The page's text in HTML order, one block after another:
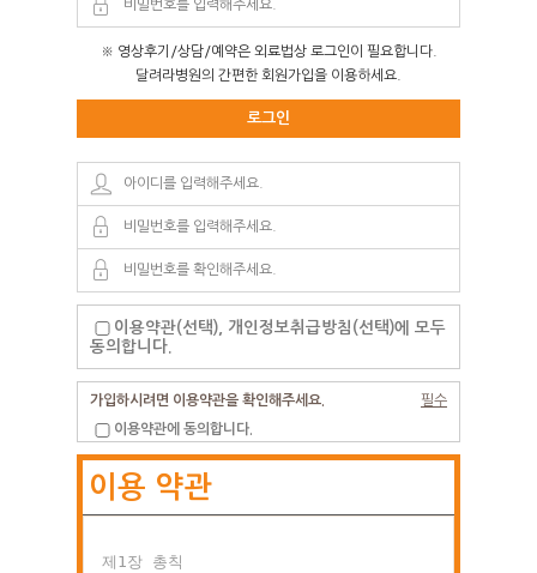
※ 영상후기/상담/예약은 외료법상 로그인이 필요합니다.
달려라병원의 간편한 회원가입을 이용하세요.
로그인
이용약관(선택), 개인정보취급방침(선택)에 모두
동의합니다.
필수
가입하시려면 이용약관을 확인해주세요.
이용약관에 동의합니다.
이용 약관
제1장 총칙